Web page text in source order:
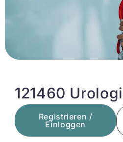
121460
Registrieren /
Einloggen